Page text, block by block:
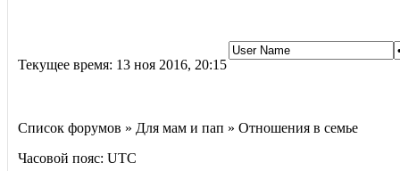
Текущее время: 13 ноя 2016, 20:15
Список форумов » Для мам и пап » Отношения в семье
Часовой пояс: UTC